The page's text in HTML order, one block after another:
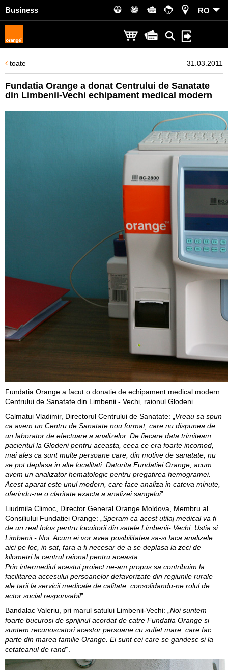
Business RO
toate 31.03.2011
Fundatia Orange a donat Centrului de Sanatate
din Limbenii-Vechi echipament medical modern
Fundatia Orange a facut o donatie de echipament medical modern
Centrului de Sanatate din Limbenii - Vechi, raionul Glodeni.
Calmatui Vladimir, Directorul Centrului de Sanatate: „ Vreau sa spun
ca avem un Centru de Sanatate nou format, care nu dispunea de
un laborator de efectuare a analizelor. De fiecare data trimiteam
pacientul la Glodeni pentru aceasta, ceea ce era foarte incomod,
mai ales ca sunt multe persoane care, din motive de sanatate, nu
se pot deplasa in alte localitati. Datorita Fundatiei Orange, acum
avem un analizator hematologic pentru pregatirea hemogramei.
Acest aparat este unul modern, care face analiza in cateva minute,
oferindu-ne o claritate exacta a analizei sangelui”.
Liudmila Climoc, Director General Orange Moldova, Membru al
Consiliului Fundatiei Orange: „ Speram ca acest utilaj medical va fi
de un real folos pentru locuitorii din satele Limbenii- Vechi, Ustia si
Limbenii - Noi. Acum ei vor avea posibilitatea sa-si faca analizele
aici pe loc, in sat, fara a fi necesar de a se deplasa la zeci de
kilometri la centrul raional pentru aceasta.
Prin intermediul acestui proiect ne-am propus sa contribuim la
facilitarea accesului persoanelor defavorizate din regiunile rurale
ale tarii la servicii medicale de calitate, consolidandu-ne rolul de
actor social responsabil”.
Bandalac Valeriu, pri marul satului Limbenii-Vechi: „ Noi suntem
foarte bucurosi de sprijinul acordat de catre Fundatia Orange si
suntem recunoscatori acestor persoane cu suflet mare, care fac
parte din marea familie Orange. Ei sunt cei care se gandesc si la
cetateanul de rand”.